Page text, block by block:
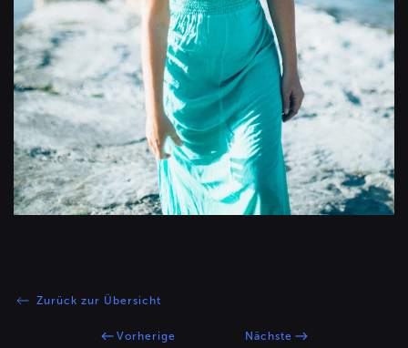
Zurück zur Übersicht
Vorherige Nächste